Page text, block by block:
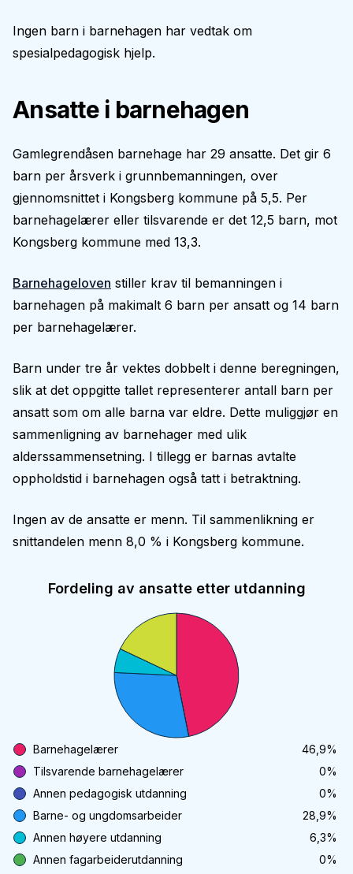
Ingen barn i barnehagen har vedtak om
spesialpedagogisk hjelp.
Ansatte i barnehagen
Gamlegrendåsen barnehage har 29 ansatte. Det gir 6
barn per årsverk i grunnbemanningen, over
gjennomsnittet i Kongsberg kommune på 5,5. Per
barnehagelærer eller tilsvarende er det 12,5 barn, mot
Kongsberg kommune med 13,3.
Barnehageloven stiller krav til bemanningen i
barnehagen på makimalt 6 barn per ansatt og 14 barn
per barnehagelærer.
Barn under tre år vektes dobbelt i denne beregningen,
slik at det oppgitte tallet representerer antall barn per
ansatt som om alle barna var eldre. Dette muliggjør en
sammenligning av barnehager med ulik
alderssammensetning. I tillegg er barnas avtalte
oppholdstid i barnehagen også tatt i betraktning.
Ingen av de ansatte er menn. Til sammenlikning er
snittandelen menn 8,0 % i Kongsberg kommune.
Fordeling av ansatte etter utdanning
Barnehagelærer 46,9%
Tilsvarende barnehagelærer
0%
Annen pedagogisk utdanning
0%
Barne- og ungdomsarbeider
28,9%
Annen høyere utdanning
6,3%
Annen fagarbeiderutdanning
0%